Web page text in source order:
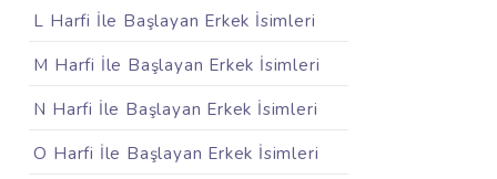
L Harfi İle Başlayan Erkek İsimleri
M Harfi İle Başlayan Erkek İsimleri
N Harfi İle Başlayan Erkek İsimleri
O Harfi İle Başlayan Erkek İsimleri